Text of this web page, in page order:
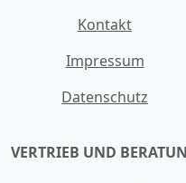
Kontakt
Impressum
Datenschutz
VERTRIEB UND